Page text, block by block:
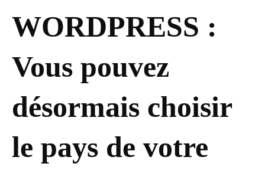
WORDPRESS :
Vous pouvez
désormais choisir
le pays de votre